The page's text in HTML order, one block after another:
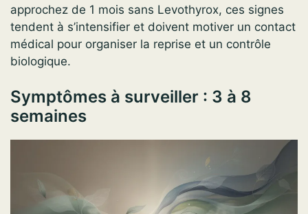
approchez de 1 mois sans Levothyrox, ces signes
tendent à s’intensifier et doivent motiver un contact
médical pour organiser la reprise et un contrôle
biologique.
Symptômes à surveiller : 3 à 8
semaines